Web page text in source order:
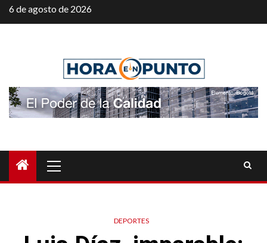
Saltar
al
6 de agosto de 2026
principal
DEPORTES